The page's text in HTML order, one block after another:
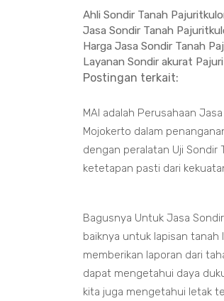
Ahli Sondir Tanah
Jasa Sondir Tanah
Harga Jasa Sondir Tanah
Layanan Sondir akurat
Postingan terkait:
MAI adalah Perusahaan
Mojokerto dalam
dengan peralatan Uji Sondir
ketetapan pasti dari
Bagusnya Untuk Jasa
baiknya untuk lapisan
memberikan laporan dari
dapat mengetahui daya
kita juga mengetahui letak